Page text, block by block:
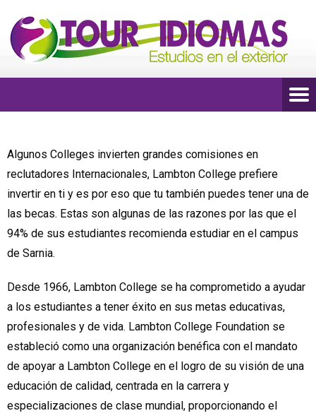
Algunos Colleges invierten grandes comisiones en
reclutadores Internacionales, Lambton College prefiere
invertir en ti y es por eso que tu también puedes tener una de
las becas. Estas son algunas de las razones por las que el
94% de sus estudiantes recomienda estudiar en el campus
de Sarnia.
Desde 1966, Lambton College se ha comprometido a ayudar
a los estudiantes a tener éxito en sus metas educativas,
profesionales y de vida. Lambton College Foundation se
estableció como una organización benéfica con el mandato
de apoyar a Lambton College en el logro de su visión de una
educación de calidad, centrada en la carrera y
especializaciones de clase mundial, proporcionando el